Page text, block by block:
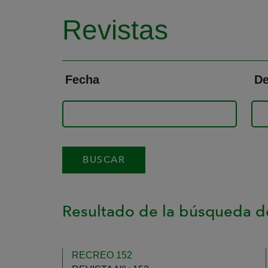
Revistas
Fecha
Resultado de la búsqueda
RECREO 152